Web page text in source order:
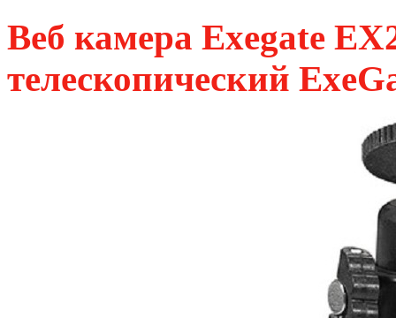
Веб камера Exegate
телескопический